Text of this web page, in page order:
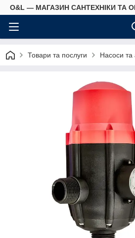
O&L — МАГАЗИН САНТЕХНІКИ ТА
Товари та послуги Насоси та